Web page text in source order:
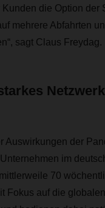
die Option der
mehrere Abfahrten
sagt Claus Freydag.
der
im
70
Fokus auf die